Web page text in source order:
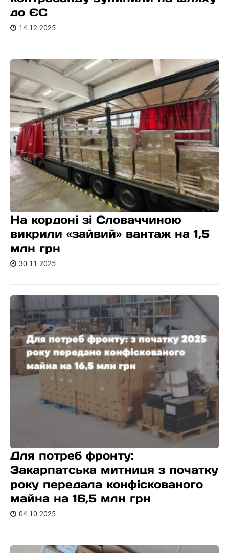
до ЄС
14.12.2025
На кордоні зі Словаччиною
викрили «зайвий» вантаж на 1,5
млн грн
30.11.2025
Для потреб фронту:
Закарпатська митниця з початку
року передала конфіскованого
майна на 16,5 млн грн
04.10.2025